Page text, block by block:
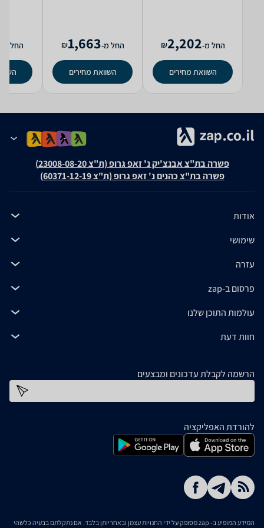
החל מ-2,202
₪
השוואת מחירים
החל מ-1,663
₪
השוואת מחירים
החל מ-
פשרה בת"צ אבנצ'יק נ' זאפ גרופ (ת"צ 23008-08-20)
פשרה בת"צ כהנים נ' זאפ גרופ (ת"צ 60371-12-19)
אודות
שימושי
עזרה
פרסום ב-zap
עולמות התוכן שלנו
חוות דעת
הרשמה לקבלת עדכונים ומבצעים
להורדת האפליקציה
המידע המופיע ב- zap מסופק על ידי החנויות עצמן ובאחריותן בלבד. אם נתקלתם בבעיה כלשהי